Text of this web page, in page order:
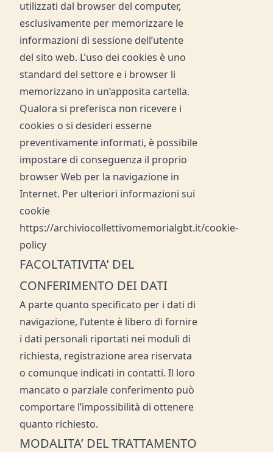
utilizzati dal browser del computer,
esclusivamente per memorizzare le
informazioni di sessione dell’utente
del sito web. L’uso dei cookies è uno
standard del settore e i browser li
memorizzano in un’apposita cartella.
Qualora si preferisca non ricevere i
cookies o si desideri esserne
preventivamente informati, è possibile
impostare di conseguenza il proprio
browser Web per la navigazione in
Internet. Per ulteriori informazioni sui
cookie
https://archiviocollettivomemorialgbt.it/cookie-
policy
FACOLTATIVITA’ DEL
CONFERIMENTO DEI DATI
A parte quanto specificato per i dati di
navigazione, l’utente è libero di fornire
i dati personali riportati nei moduli di
richiesta, registrazione area riservata
o comunque indicati in contatti. Il loro
mancato o parziale conferimento può
comportare l’impossibilità di ottenere
quanto richiesto.
MODALITA’ DEL TRATTAMENTO